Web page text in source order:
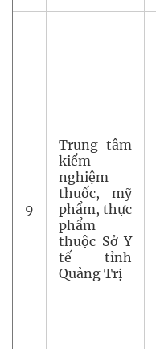
9
Trung tâm
kiểm
nghiệm
thuốc, mỹ
phẩm, thực
phẩm
thuộc Sở Y
tế tỉnh
Quảng Trị